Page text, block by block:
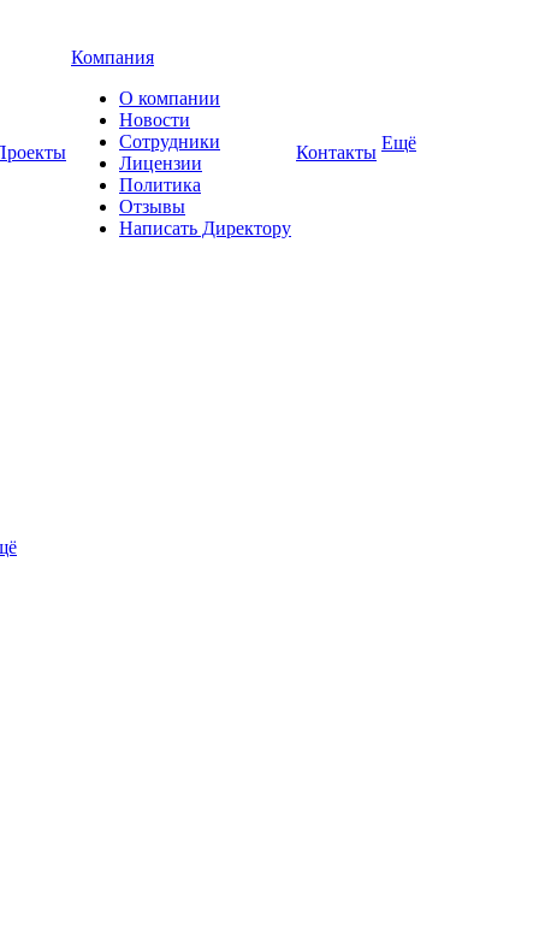
Компания
О компании
Новости
Сотрудники
Лицензии
Политика
Отзывы
Написать Директору
Контакты Ещё